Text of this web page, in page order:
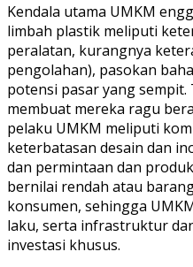
Kendala utama UMKM
limbah plastik meliputi
peralatan, kurangnya
pengolahan), pasokan
potensi pasar yang
membuat mereka ragu
pelaku UMKM meliputi
keterbatasan desain dan
dan permintaan dan
bernilai rendah atau
konsumen, sehingga
laku, serta infrastruktur
investasi khusus.